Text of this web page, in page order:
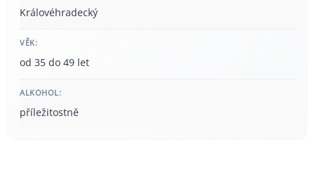
Královéhradecký
VĚK:
od 35 do 49 let
ALKOHOL:
příležitostně